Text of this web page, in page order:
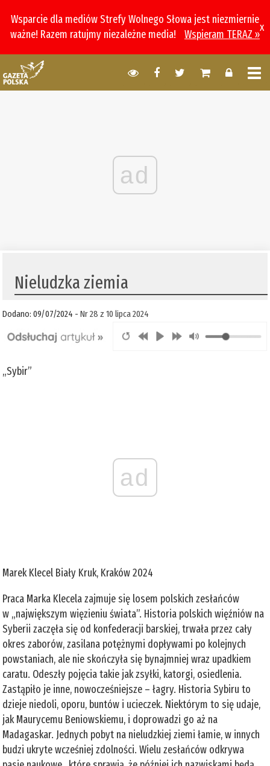
Wsparcie dla mediów Strefy Wolnego Słowa jest niezmiernie
ważne! Razem ratujmy niezależne media!
Wspieram TERAZ »
x
ad
Nieludzka ziemia
Dodano: 09/07/2024 -Nr 28 z 10 lipca 2024
„Sybir”
ad
Marek Klecel Biały Kruk, Kraków 2024
Praca Marka Klecela zajmuje się losem polskich zesłańców
w „największym więzieniu świata”. Historia polskich więźniów na
Syberii zaczęła się od konfederacji barskiej, trwała przez cały
okres zaborów, zasilana potężnymi dopływami po kolejnych
powstaniach, ale nie skończyła się bynajmniej wraz upadkiem
caratu. Odeszły pojęcia takie jak zsyłki, katorgi, osiedlenia.
Zastąpiło je inne, nowocześniejsze – łagry. Historia Sybiru to
dzieje niedoli, oporu, buntów i ucieczek. Niektórym to się udaje,
jak Maurycemu Beniowskiemu, i doprowadzi go aż na
Madagaskar. Jednych pobyt na nieludzkiej ziemi łamie, w innych
budzi ukryte wcześniej zdolności. Wielu zesłańców odkrywa